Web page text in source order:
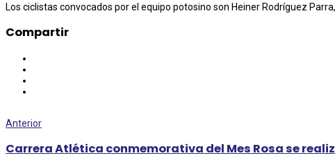
Los ciclistas convocados por el equipo potosino son Heiner Rodríguez
Compartir
Anterior
Carrera Atlética conmemorativa del Mes Rosa se